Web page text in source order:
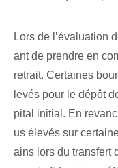
Lors de l’évaluation
ant de prendre en
retrait. Certaines
levés pour le dépôt
pital initial. En
us élevés sur
ains lors du transfert